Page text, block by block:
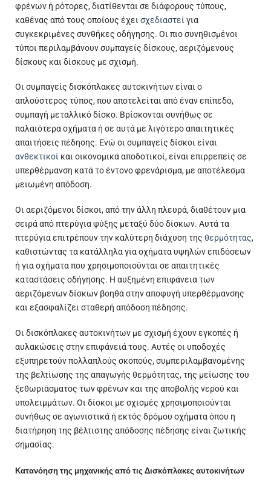
φρένων ή ρότορες, διατίθενται σε διάφορους τύπους,
καθένας από τους οποίους έχει σχεδιαστεί για
συγκεκριμένες συνθήκες οδήγησης. Οι πιο συνηθισμένοι
τύποι περιλαμβάνουν συμπαγείς δίσκους, αεριζόμενους
δίσκους και δίσκους με σχισμή.
Οι συμπαγείς δισκόπλακες αυτοκινήτων είναι ο
απλούστερος τύπος, που αποτελείται από έναν επίπεδο,
συμπαγή μεταλλικό δίσκο. Βρίσκονται συνήθως σε
παλαιότερα οχήματα ή σε αυτά με λιγότερο απαιτητικές
απαιτήσεις πέδησης. Ενώ οι συμπαγείς δίσκοι είναι
ανθεκτικοί και οικονομικά αποδοτικοί, είναι επιρρεπείς σε
υπερθέρμανση κατά το έντονο φρενάρισμα, με αποτέλεσμα
μειωμένη απόδοση.
Οι αεριζόμενοι δίσκοι, από την άλλη πλευρά, διαθέτουν μια
σειρά από πτερύγια ψύξης μεταξύ δύο δίσκων. Αυτά τα
πτερύγια επιτρέπουν την καλύτερη διάχυση της θερμότητας,
καθιστώντας τα κατάλληλα για οχήματα υψηλών επιδόσεων
ή για οχήματα που χρησιμοποιούνται σε απαιτητικές
καταστάσεις οδήγησης. Η αυξημένη επιφάνεια των
αεριζόμενων δίσκων βοηθά στην αποφυγή υπερθέρμανσης
και εξασφαλίζει σταθερή απόδοση πέδησης.
Οι δισκόπλακες αυτοκινήτων με σχισμή έχουν εγκοπές ή
αυλακώσεις στην επιφάνειά τους. Αυτές οι υποδοχές
εξυπηρετούν πολλαπλούς σκοπούς, συμπεριλαμβανομένης
της βελτίωσης της απαγωγής θερμότητας, της μείωσης του
ξεθωριάσματος των φρένων και της αποβολής νερού και
υπολειμμάτων. Οι δίσκοι με σχισμές χρησιμοποιούνται
συνήθως σε αγωνιστικά ή εκτός δρόμου οχήματα όπου η
διατήρηση της βέλτιστης απόδοσης πέδησης είναι ζωτικής
σημασίας.
Κατανόηση της μηχανικής από τις Δισκόπλακες αυτοκινήτων